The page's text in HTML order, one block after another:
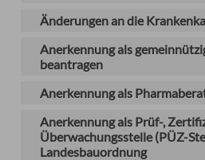
Änderungen an die
Anerkennung als
beantragen
Anerkennung als
Anerkennung als Prüf-,
Überwachungsstelle (PÜZ-
Landesbauordnung